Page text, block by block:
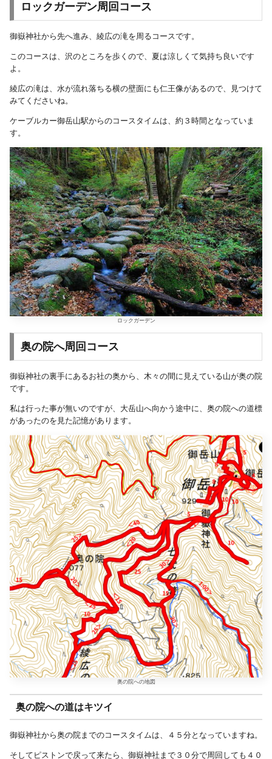
ロックガーデン周回コース
御嶽神社から先へ進み、綾広の滝を周るコースです。
このコースは、沢のところを歩くので、夏は涼しくて気持ち良いです
よ。
綾広の滝は、水が流れ落ちる横の壁面にも仁王像があるので、見つけて
みてくださいね。
ケーブルカー御岳山駅からのコースタイムは、約３時間となっていま
す。
ロックガーデン
奥の院へ周回コース
御嶽神社の裏手にあるお社の奥から、木々の間に見えている山が奥の院
です。
私は行った事が無いのですが、大岳山へ向かう途中に、奥の院への道標
があったのを見た記憶があります。
奥の院への地図
奥の院への道はキツイ
御嶽神社から奥の院までのコースタイムは、４５分となっていますね。
そしてピストンで戻って来たら、御嶽神社まで３０分で周回しても４０